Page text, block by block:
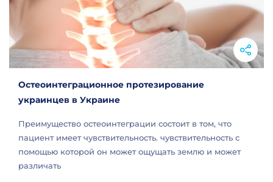
Остеоинтеграционное протезирование
украинцев в Украине
Преимущество остеоинтеграции состоит в том, что
пациент имеет чувствительность. чувствительность с
помощью которой он может ощущать землю и может
различать